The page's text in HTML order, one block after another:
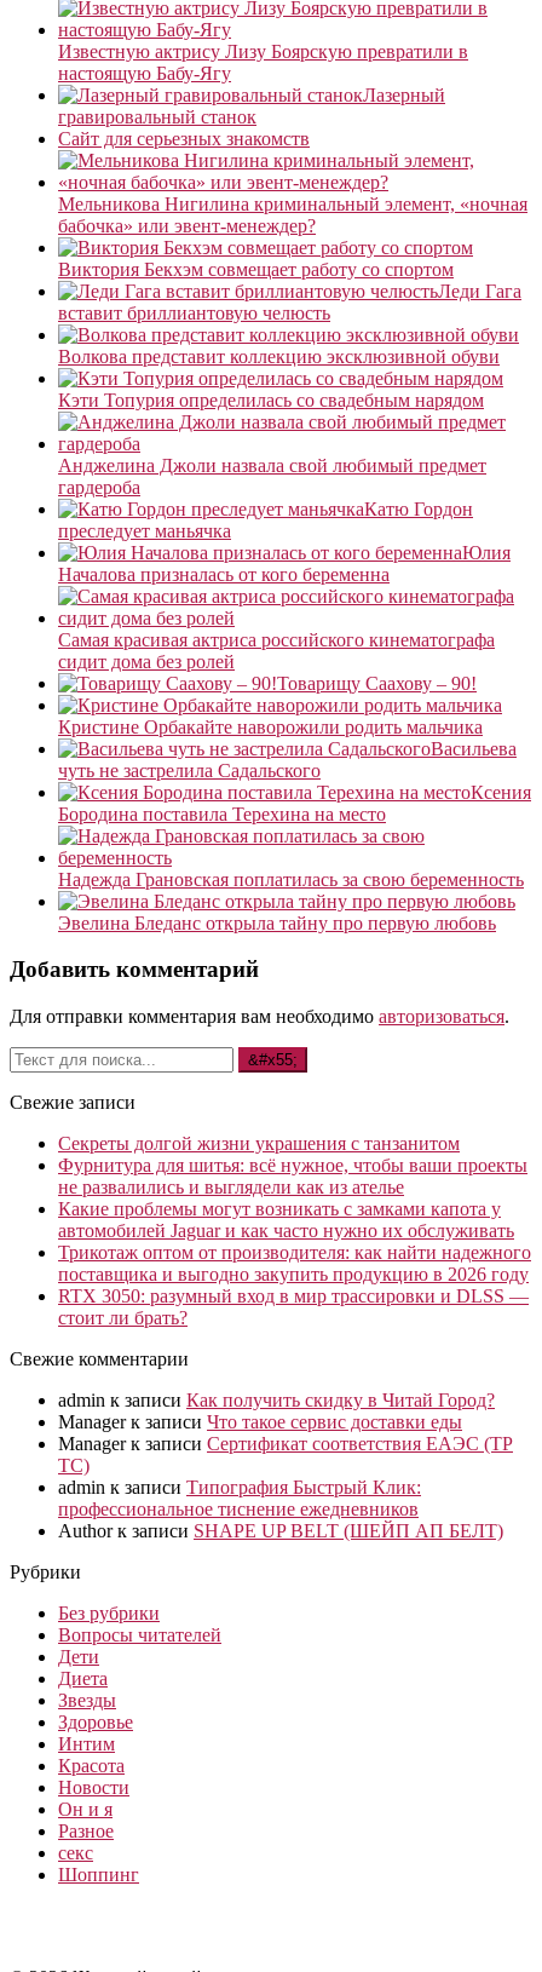
Известную актрису Лизу Боярскую превратили в
настоящую Бабу-Ягу
Лазерный
гравировальный станок
Сайт для серьезных знакомств
Мельникова Нигилина криминальный элемент, «ночная
бабочка» или эвент-менеждер?
Виктория Бекхэм совмещает работу со спортом
Леди Гага
вставит бриллиантовую челюсть
Волкова представит коллекцию эксклюзивной обуви
Кэти Топурия определилась со свадебным нарядом
Анджелина Джоли назвала свой любимый предмет
гардероба
Катю Гордон
преследует маньячка
Юлия
Началова призналась от кого беременна
Самая красивая актриса российского кинематографа
сидит дома без ролей
Товарищу Саахову – 90!
Кристине Орбакайте наворожили родить мальчика
Васильева
чуть не застрелила Садальского
Ксения
Бородина поставила Терехина на место
Надежда Грановская поплатилась за свою беременность
Эвелина Бледанс открыла тайну про первую любовь
Добавить комментарий
Для отправки комментария вам необходимо авторизоваться.
Свежие записи
Секреты долгой жизни украшения с танзанитом
Фурнитура для шитья: всё нужное, чтобы ваши проекты
не развалились и выглядели как из ателье
Какие проблемы могут возникать с замками капота у
автомобилей Jaguar и как часто нужно их обслуживать
Трикотаж оптом от производителя: как найти надежного
поставщика и выгодно закупить продукцию в 2026 году
RTX 3050: разумный вход в мир трассировки и DLSS —
стоит ли брать?
Свежие комментарии
admin к записи Как получить скидку в Читай Город?
Managerк записи Что такое сервис доставки еды
Managerк записи Сертификат соответствия ЕАЭС (ТР
ТС)
admin к записи Типография Быстрый Клик:
профессиональное тиснение ежедневников
Authorк записи SHAPE UP BELT (ШЕЙП АП БЕЛТ)
Рубрики
Без рубрики
Вопросы читателей
Дети
Диета
Звезды
Здоровье
Интим
Красота
Новости
Он и я
Разное
секс
Шоппинг